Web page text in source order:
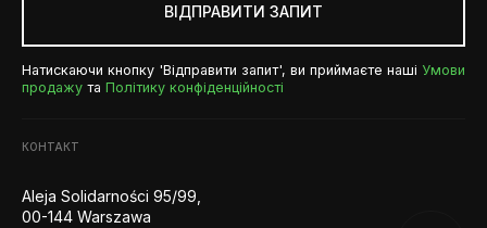
ВІДПРАВИТИ ЗАПИТ
Натискаючи кнопку 'Відправити запит', ви приймаєте наші Умови
продажута Політику конфіденційності
КОНТАКТ
Aleja Solidarności 95/99,
00-144 Warszawa